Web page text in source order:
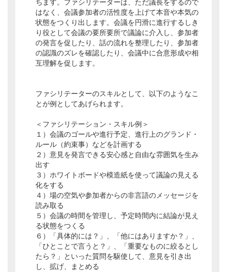
ちます。ファシリテーターは、ただ議長をするので
はなく、会議参加者の活性度を上げて本音や本気の
状態をつくり出します。会議を円滑に進行するしき
り役として会議の要所要所で議論に介入し、参加者
の発言を促したり、話の流れを整理したり、参加者
の認識のズレを確認したり、会議中に合意形成や相
互理解を促します。
ファシリテーターのスキルとして、以下のようなこ
とが例としてあげられます。
＜ファシリテーション・スキル例＞
１）会議のゴールや進行予定、進行上のグランド・
ルール（約束事）などを計画する
２）意見を発言できる安心感と自由な雰囲気を生み
出す
３）ホワイトボードや模造紙を使って議論の見える
化をする
４）場の空気や参加者からの非言語のメッセージを
読み取る
５）会議の時間を管理し、予定時間内に結論が見え
る状態をつくる
６）「具体的には？」、「他にはありますか？」、
「ひとことで言うと？」、「重要なものに絞るとし
たら？」といった質問を駆使して、意見を引き出
し、拡げ、まとめる